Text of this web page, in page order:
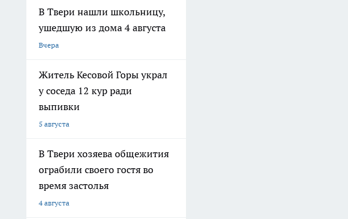
В Твери нашли школьницу,
ушедшую из дома 4 августа
Вчера
Житель Кесовой Горы украл
у соседа 12 кур ради
выпивки
5 августа
В Твери хозяева общежития
ограбили своего гостя во
время застолья
4 августа